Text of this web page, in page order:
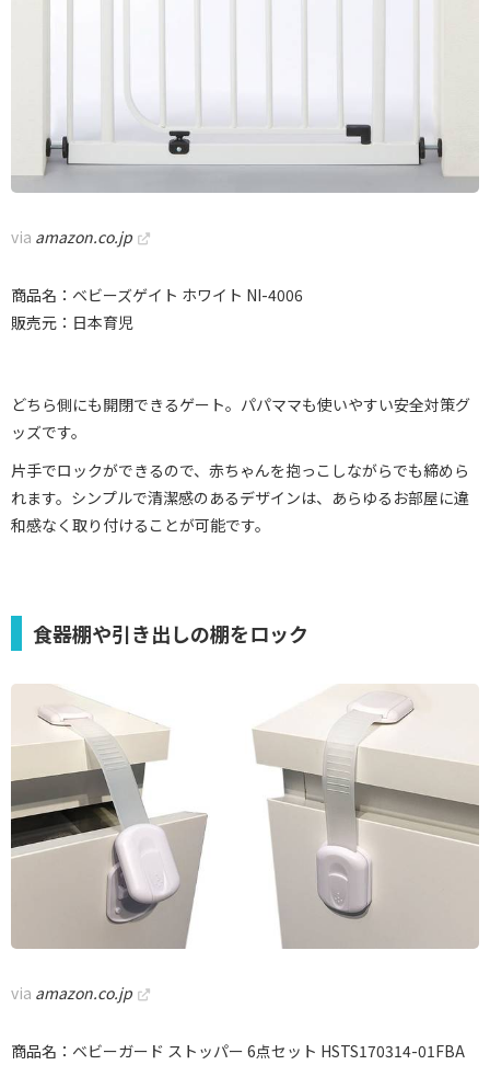
via amazon.co.jp
商品名：ベビーズゲイト ホワイト NI-4006
販売元：日本育児
どちら側にも開閉できるゲート。パパママも使いやすい安全対策グ
ッズです。
片手でロックができるので、赤ちゃんを抱っこしながらでも締めら
れます。シンプルで清潔感のあるデザインは、あらゆるお部屋に違
和感なく取り付けることが可能です。
食器棚や引き出しの棚をロック
via amazon.co.jp
商品名：ベビーガード ストッパー 6点セット HSTS170314-01FBA